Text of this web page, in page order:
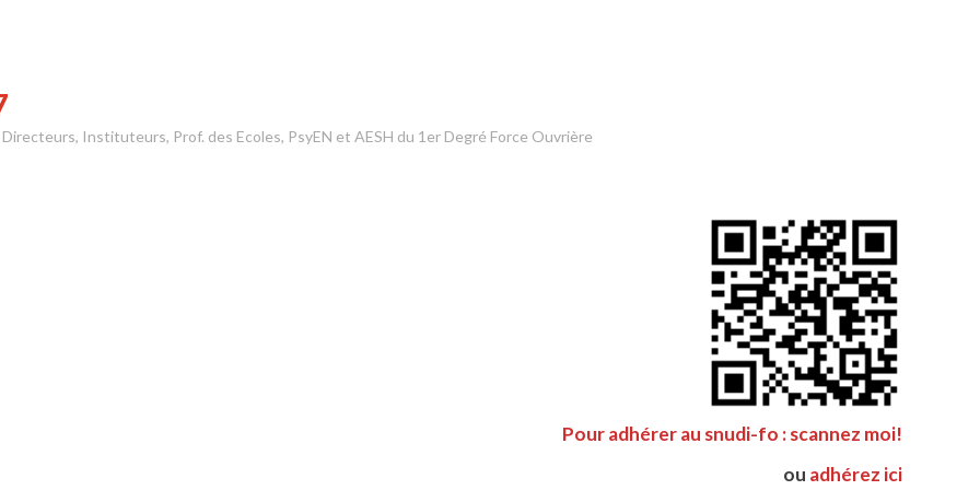
Instituteurs, Prof. des Ecoles, PsyEN et AESH du 1er Degré Force Ouvrière
Pour adhérer au snudi-fo : scannez moi!
ou adhérez ici